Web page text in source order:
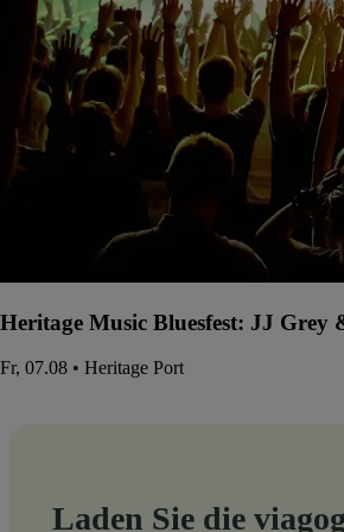
Heritage Music Bluesfest: JJ
Fr, 07.08 • Heritage Port
Laden Sie die